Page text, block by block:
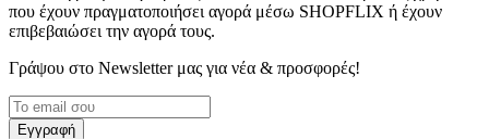
που έχουν πραγματοποιήσει αγορά μέσω SHOPFLIX ή έχουν
επιβεβαιώσει την αγορά τους.
Γράψου στο Νewsletter μας για νέα & προσφορές!
Εγγραφή